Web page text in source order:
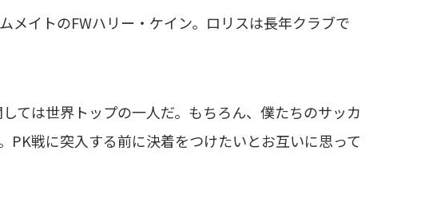
イトのFWハリー・ケイン。ロリスは長年クラブで
ては世界トップの一人だ。もちろん、僕たちのサッカ
PK戦に突入する前に決着をつけたいとお互いに思って